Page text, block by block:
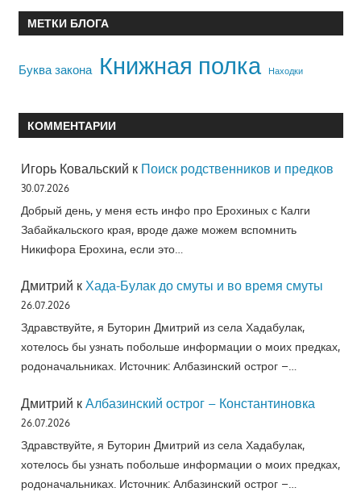
МЕТКИ БЛОГА
Буква закона Книжная полка Находки
КОММЕНТАРИИ
Игорь Ковальский к Поиск родственников и предков
30.07.2026
Добрый день, у меня есть инфо про Ерохиных с Калги
Забайкальского края, вроде даже можем вспомнить
Никифора Ерохина, если это…
Дмитрий к Хада-Булак до смуты и во время смуты
26.07.2026
Здравствуйте, я Буторин Дмитрий из села Хадабулак,
хотелось бы узнать побольше информации о моих предках,
родоначальниках. Источник: Албазинский острог –…
Дмитрий к Албазинский острог – Константиновка
26.07.2026
Здравствуйте, я Буторин Дмитрий из села Хадабулак,
хотелось бы узнать побольше информации о моих предках,
родоначальниках. Источник: Албазинский острог –…